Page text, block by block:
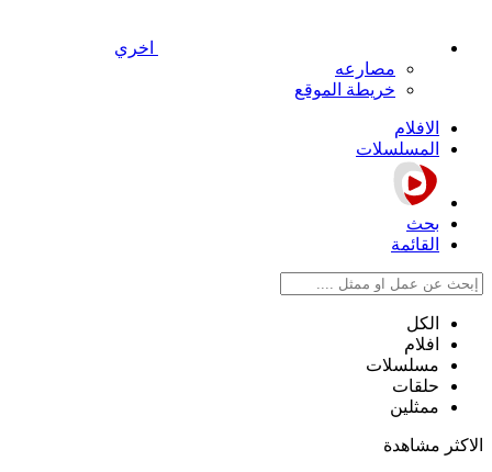
اخري
مصارعه
خريطة الموقع
الافلام
المسلسلات
بحث
القائمة
الكل
افلام
مسلسلات
حلقات
ممثلين
الاكثر مشاهدة